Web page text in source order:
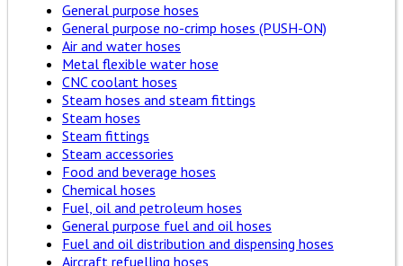
General purpose hoses
General purpose no-crimp hoses (PUSH-ON)
Air and water hoses
Metal flexible water hose
CNC coolant hoses
Steam hoses and steam fittings
Steam hoses
Steam fittings
Steam accessories
Food and beverage hoses
Chemical hoses
Fuel, oil and petroleum hoses
General purpose fuel and oil hoses
Fuel and oil distribution and dispensing hoses
Aircraft refuelling hoses